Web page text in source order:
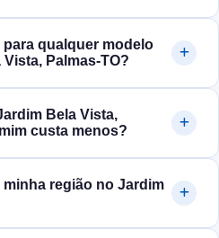
qualquer modelo
Palmas‑TO?
Bela Vista,
custa menos?
região no Jardim